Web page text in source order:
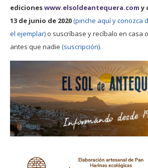
edicioneswww.elsoldeantequera.comy
13 de junio de 2020(pinche aquí y conozca
el ejemplar) o suscríbase y recíbalo en casa
antes que nadie (suscripción).